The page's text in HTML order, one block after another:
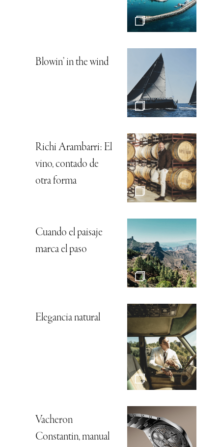
Blowin’ in the wind
Richi Arambarri: El
vino, contado de
otra forma
Cuando el paisaje
marca el paso
Elegancia natural
Vacheron
Constantin, manual